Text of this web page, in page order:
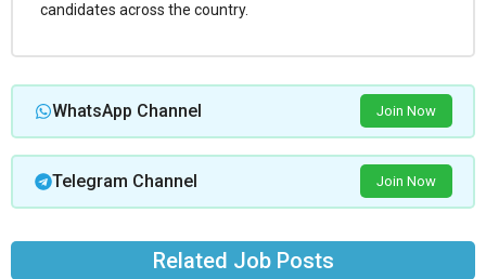
candidates across the country.
WhatsApp Channel Join Now
Telegram Channel Join Now
Related Job Posts